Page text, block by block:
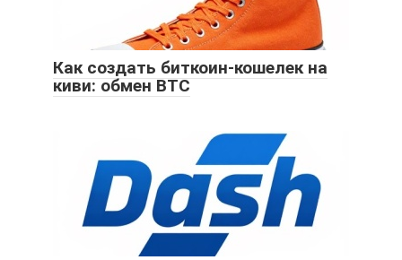
Как создать биткоин-кошелек на
киви: обмен BTC